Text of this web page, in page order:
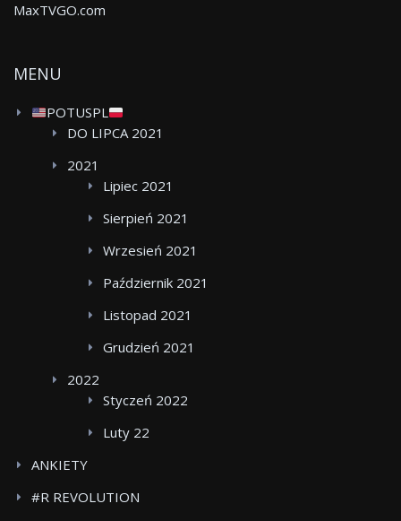
MaxTVGO.com
MENU
POTUSPL
DO LIPCA 2021
2021
Lipiec 2021
Sierpień 2021
Wrzesień 2021
Październik 2021
Listopad 2021
Grudzień 2021
2022
Styczeń 2022
Luty 22
ANKIETY
#R REVOLUTION